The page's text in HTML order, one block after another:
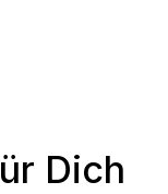
Dich